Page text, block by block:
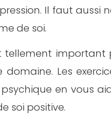
Il faut aussi
de soi.
tellement important
domaine. Les
en vous
soi positive.